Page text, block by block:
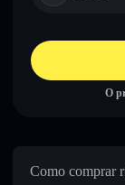
O
Como comprar